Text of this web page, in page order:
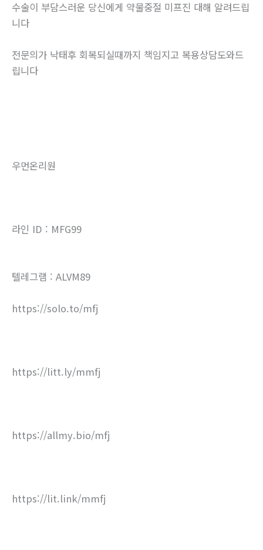
수술이 부담스러운 당신에게 약물중절 미프진 대해 알려드립
니다
전문의가 낙태후 회복되실때까지 책임지고 복용상담도와드
립니다
우먼온리원
라인 ID : MFG99
텔레그램 : ALVM89
https://solo.to/mfj
https://litt.ly/mmfj
https://allmy.bio/mfj
https://lit.link/mmfj